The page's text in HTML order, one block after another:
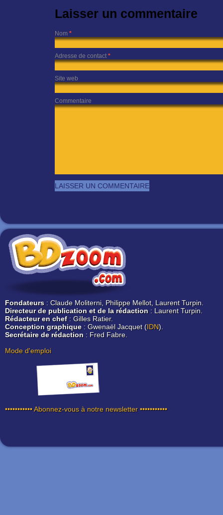
Laisser un commentaire
Nom *
Adresse de contact *
Site web
Commentaire
Fondateurs : Claude Moliterni, Philippe Mellot, Laurent Turpin.
Directeur de publication et de la rédaction : Laurent Turpin.
Rédacteur en chef: Gilles Ratier.
Conception graphique: Gwenaël Jacquet (IDN).
Secrétaire de rédaction : Fred Fabre.
Mode d'emploi
••••••••••• Abonnez-vous à notre newsletter •••••••••••